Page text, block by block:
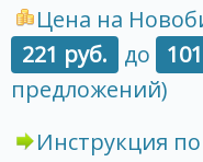
Цена на
221 руб.
до
предложений)
Инструкция